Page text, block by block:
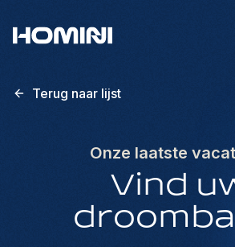
Terug naar lijst
Onze laatste
Vind